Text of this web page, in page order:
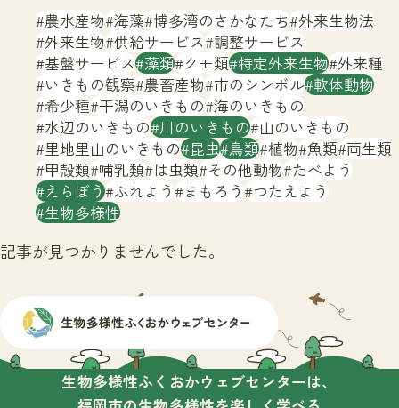
サイトマップ
農水産物 海藻 博多湾のさかなたち 外来生物法
外来生物 供給サービス 調整サービス
基盤サービス 藻類 クモ類 特定外来生物 外来種
いきもの観察 農畜産物 市のシンボル 軟体動物
希少種 干潟のいきもの 海のいきもの
水辺のいきもの 川のいきもの 山のいきもの
里地里山のいきもの 昆虫 鳥類 植物 魚類 両生類
甲殻類 哺乳類 は虫類 その他動物 たべよう
えらぼう ふれよう まもろう つたえよう
生物多様性
記事が見つかりませんでした。
生物多様性ふくおかウェブセンターは、